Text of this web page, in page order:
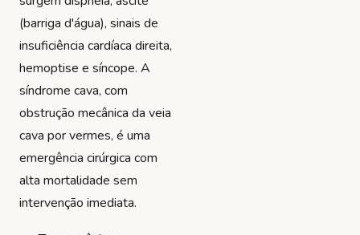
(barriga d'água), sinais de
insuficiência cardíaca direita,
hemoptise e síncope. A
síndrome cava, com
obstrução mecânica da veia
cava por vermes, é uma
emergência cirúrgica com
alta mortalidade sem
intervenção imediata.